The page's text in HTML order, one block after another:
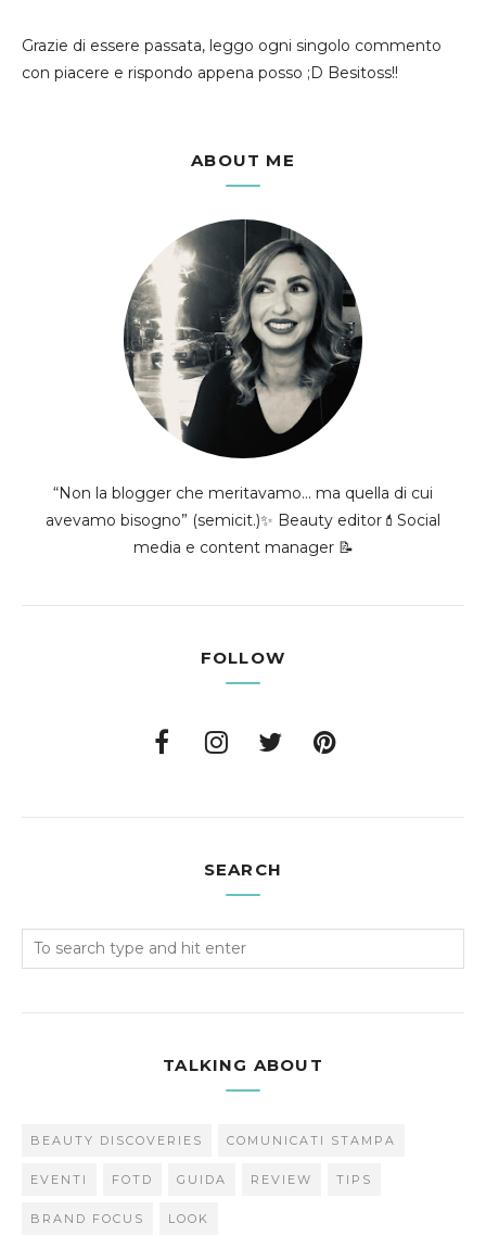
Grazie di essere passata, leggo ogni singolo commento
con piacere e rispondo appena posso ;D Besitoss!!
ABOUT ME
“Non la blogger che meritavamo... ma quella di cui
avevamo bisogno” (semicit.)✨ Beauty editor💄Social
media e content manager 📝
FOLLOW
SEARCH
TALKING ABOUT
BEAUTY DISCOVERIES COMUNICATI STAMPA
EVENTI FOTD GUIDA REVIEW TIPS
BRAND FOCUS LOOK